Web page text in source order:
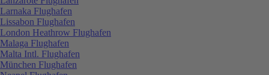
Larnaka Flughafen
Lissabon Flughafen
London Heathrow Flughafen
Malaga Flughafen
Malta Intl. Flughafen
München Flughafen